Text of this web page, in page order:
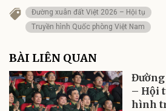
Đường xuân đất Việt 2026 – Hội tụ
Truyền hình Quốc phòng Việt Nam
BÀI LIÊN QUAN
Đường
– Hội
hình